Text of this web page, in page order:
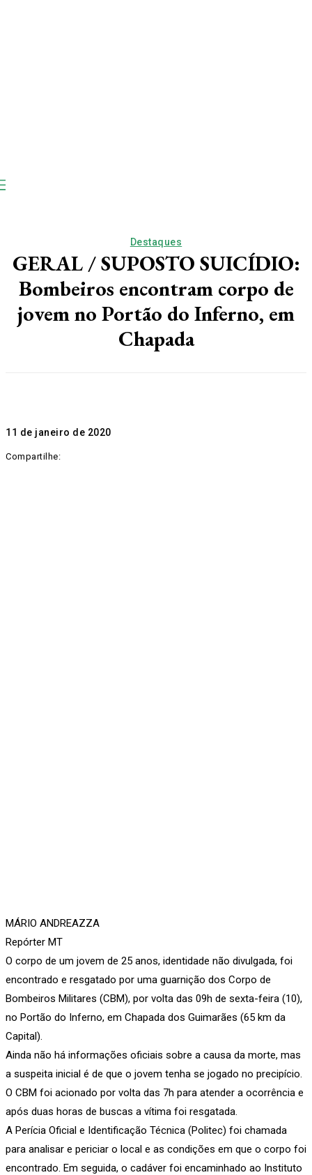
Destaques
GERAL / SUPOSTO SUICÍDIO:
Bombeiros encontram corpo de
jovem no Portão do Inferno, em
Chapada
11 de janeiro de 2020
Compartilhe:
MÁRIO ANDREAZZA
Repórter MT
O corpo de um jovem de 25 anos, identidade não divulgada, foi
encontrado e resgatado por uma guarnição dos Corpo de
Bombeiros Militares (CBM), por volta das 09h de sexta-feira (10),
no Portão do Inferno, em Chapada dos Guimarães (65 km da
Capital).
Ainda não há informações oficiais sobre a causa da morte, mas
a suspeita inicial é de que o jovem tenha se jogado no precipício.
O CBM foi acionado por volta das 7h para atender a ocorrência e
após duas horas de buscas a vítima foi resgatada.
A Perícia Oficial e Identificação Técnica (Politec) foi chamada
para analisar e periciar o local e as condições em que o corpo foi
encontrado. Em seguida, o cadáver foi encaminhado ao Instituto